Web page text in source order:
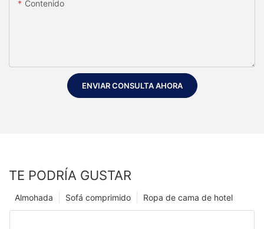
Contenido
ENVIAR CONSULTA AHORA
TE PODRÍA GUSTAR
Ropa de cama de hotel
Sofá comprimido
Almohada